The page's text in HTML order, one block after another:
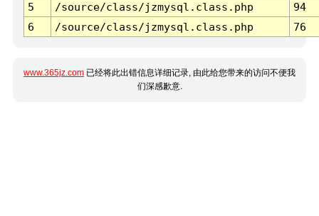
5
/source/class/jzmysql.class.php
94
6
/source/class/jzmysql.class.php 76
www.365jz.com 已经将此出错信息详细记录, 由此给您带来的访问不便我
们深感歉意.